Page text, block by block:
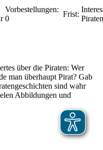
Vorbestellungen:
0
Frist:
Piraten
über die Piraten: Wer
man überhaupt Pirat? Gab
sind wahr
Abbildungen und